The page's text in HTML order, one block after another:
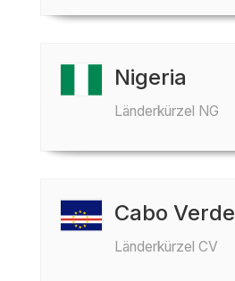
Nigeria
Länderkürzel NG
Cabo Verde
Länderkürzel CV